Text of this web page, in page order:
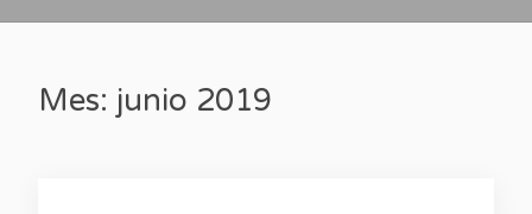
Mes: junio 2019